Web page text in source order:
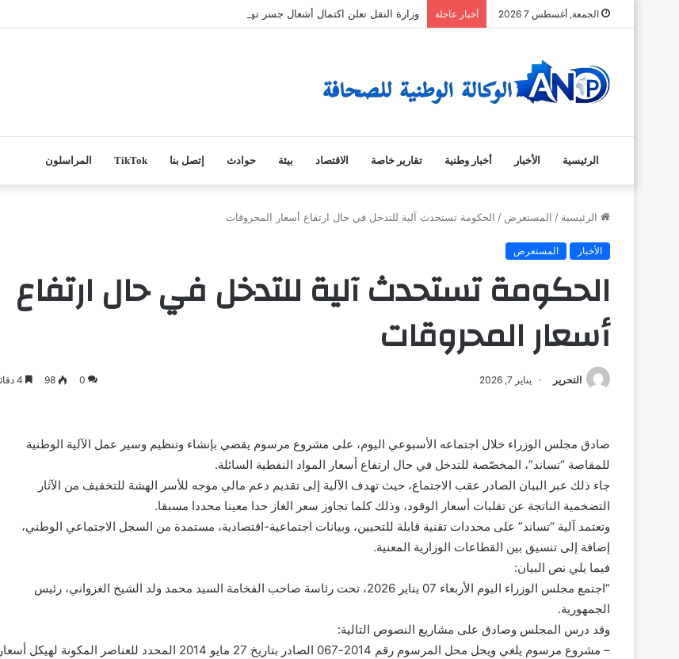
الجمعة, أغسطس 7 2026 أخبار عاجلة وزارة النقل تعلن اكتمال أشغال جسر تويجكجيت
الرئيسية الأخبار أخبار وطنية تقارير خاصة الاقتصاد بيئة حوادث إتصل بنا TikTok المراسلون
الرئيسية / المستعرض / الحكومة تستحدث آلية للتدخل في حال ارتفاع أسعار المحروقات
الأخبار المستعرض
الحكومة تستحدث آلية للتدخل في حال ارتفاع
أسعار المحروقات
التحرير يناير 7, 2026 0
98
صادق مجلس الوزراء خلال اجتماعه الأسبوعي اليوم، على مشروع مرسوم يقضي بإنشاء وتنظيم وسير عمل الآلية الوطنية
للمقاصة “تساند”، المخصّصة للتدخل في حال ارتفاع أسعار المواد النفطية السائلة.
جاء ذلك عبر البيان الصادر عقب الاجتماع، حيث تهدف الآلية إلى تقديم دعم مالي موجه للأسر الهشة للتخفيف من الآثار
التضخمية الناتجة عن تقلبات أسعار الوقود، وذلك كلما تجاوز سعر الغاز حدا معينا محددا مسبقا.
وتعتمد آلية “تساند” على محددات تقنية قابلة للتحيين، وبيانات اجتماعية-اقتصادية، مستمدة من السجل الاجتماعي الوطني،
إضافة إلى تنسيق بين القطاعات الوزارية المعنية.
فيما يلي نص البيان:
“اجتمع مجلس الوزراء اليوم الأربعاء 07 يناير 2026، تحت رئاسة صاحب الفخامة السيد محمد ولد الشيخ الغزواني، رئيس
الجمهورية.
وقد درس المجلس وصادق على مشاريع النصوص التالية:
– مشروع مرسوم يلغي ويحل محل المرسوم رقم 2014-067 الصادر بتاريخ 27 مايو 2014 المحدد للعناصر المكونة لهيكل أسعار